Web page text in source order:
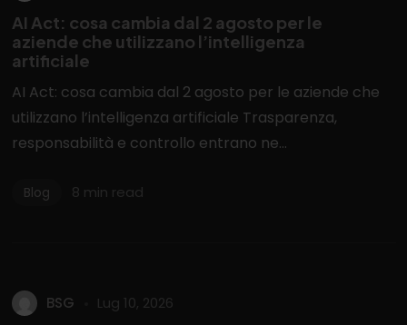
AI Act: cosa cambia dal 2 agosto per le
aziende che utilizzano l’intelligenza
artificiale
AI Act: cosa cambia dal 2 agosto per le aziende che
utilizzano l’intelligenza artificiale Trasparenza,
responsabilità e controllo entrano ne...
Blog 8 min read
BSG Lug 10, 2026